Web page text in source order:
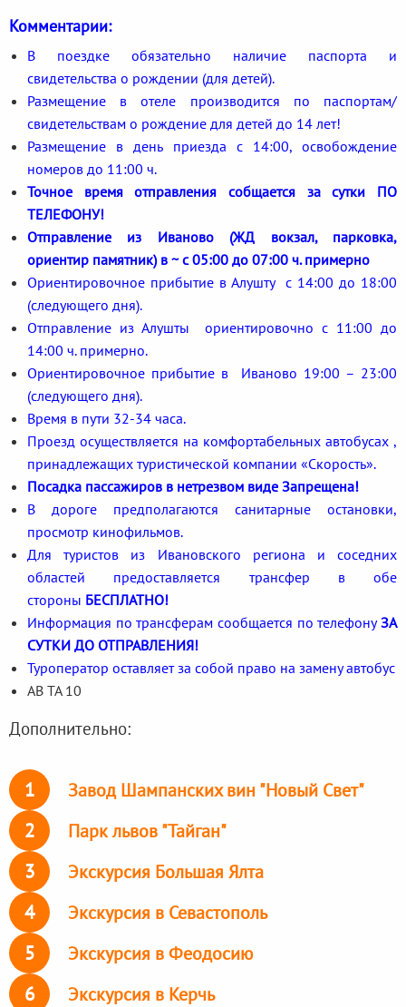
Комментарии:
В поездке обязательно наличие паспорта и
свидетельства о рождении (для детей).
Размещение в отеле производится по паспортам/
свидетельствам о рождение для детей до 14 лет!
Размещение в день приезда с 14:00, освобождение
номеров до 11:00 ч.
Точное время отправления собщается за сутки ПО
ТЕЛЕФОНУ!
Отправление из Иваново (ЖД вокзал, парковка,
ориентир памятник) в ~ с 05:00 до 07:00 ч. примерно
Ориентировочное прибытие в Алушту с 14:00 до 18:00
(следующего дня).
Отправление из Алушты ориентировочно с 11:00 до
14:00 ч. примерно.
Ориентировочное прибытие в Иваново 19:00 – 23:00
(следующего дня).
Время в пути 32-34 часа.
Проезд осуществляется на комфортабельных автобусах ,
принадлежащих туристической компании «Скорость».
Посадка пассажиров в нетрезвом виде Запрещена!
В дороге предполагаются санитарные остановки,
просмотр кинофильмов.
Для туристов из Ивановского региона и соседних
областей предоставляется трансфер в обе
стороны БЕСПЛАТНО!
Информация по трансферам сообщается по телефонуЗА
СУТКИ ДО ОТПРАВЛЕНИЯ!
Туроператор оставляет за собой право на замену автобус
АВ ТА 10
Дополнительно:
1 Завод Шампанских вин "Новый Свет"
2 Парк львов "Тайган"
3 Экскурсия Большая Ялта
4 Экскурсия в Севастополь
5 Экскурсия в Феодосию
6 Экскурсия в Керчь